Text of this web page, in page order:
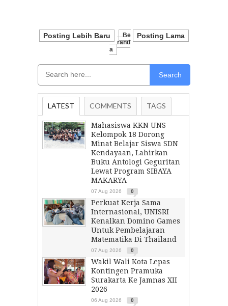
Posting Lebih Baru Posting Lama
Be
Rand
A
Search
LATEST COMMENTS TAGS
Mahasiswa KKN UNS
Kelompok 18 Dorong
Minat Belajar Siswa SDN
Kendayaan, Lahirkan
Buku Antologi Geguritan
Lewat Program SIBAYA
MAKARYA
07 Aug 2026 0
Perkuat Kerja Sama
Internasional, UNISRI
Kenalkan Domino Games
Untuk Pembelajaran
Matematika Di Thailand
07 Aug 2026 0
Wakil Wali Kota Lepas
Kontingen Pramuka
Surakarta Ke Jamnas XII
2026
06 Aug 2026 0